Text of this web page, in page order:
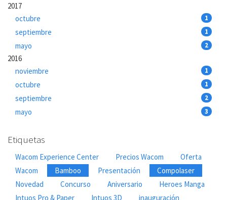
2017
octubre
1
septiembre 1
mayo 2
2016
noviembre
1
octubre 1
septiembre 2
mayo 3
Etiquetas
Wacom Experience Center Precios Wacom
Oferta
Wacom
Bamboo Presentación
Compolaser
Novedad
Concurso Aniversario
Heroes Manga
Intuos Pro & Paper
Intuos 3D
inauguración